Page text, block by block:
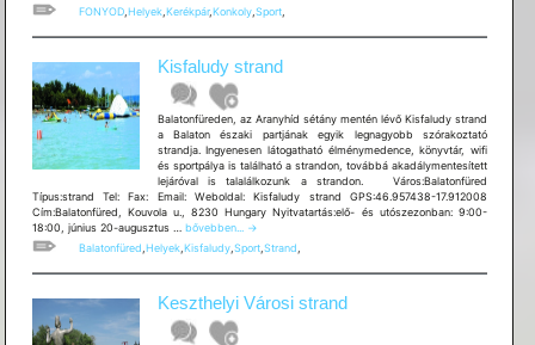
FONYOD, Helyek, Kerékpár,Konkoly, Sport,
Kisfaludy strand
Balatonfüreden, az Aranyhíd sétány mentén lévő Kisfaludy strand
a Balaton északi partjának egyik legnagyobb szórakoztató
strandja. Ingyenesen látogatható élménymedence, könyvtár, wifi
és sportpálya is található a strandon, továbbá akadálymentesített
lejáróval is talalálkozunk a strandon. Város:Balatonfüred
Típus:strand Tel: Fax: Email: Weboldal: Kisfaludy strand GPS:46.957438-17.912008
Cím:Balatonfüred, Kouvola u., 8230 Hungary Nyitvatartás:elő- és utószezonban: 9:00-
18:00, június 20-augusztus … Kisfaludy
strand
bővebben... →
Balatonfüred Helyek, Kisfaludy, Sport, Strand
Keszthelyi Városi strand